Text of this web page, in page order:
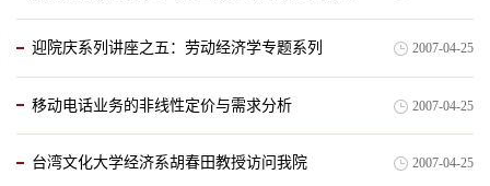
迎院庆系列讲座之五：劳动经济学专题系列 2007-04-25
移动电话业务的非线性定价与需求分析 2007-04-25
台湾文化大学经济系胡春田教授访问我院 2007-04-25